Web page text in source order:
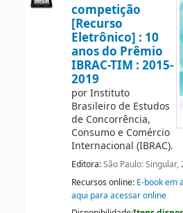
competição
[Recurso
Eletrônico] : 10
anos do Prêmio
IBRAC-TIM : 2015-
2019
porInstituto
Brasileiro de Estudos
de Concorrência,
Consumo e Comércio
Internacional (IBRAC).
Editora:São Paulo: Singular,
Recursos online: E-book em
aqui para acessar online